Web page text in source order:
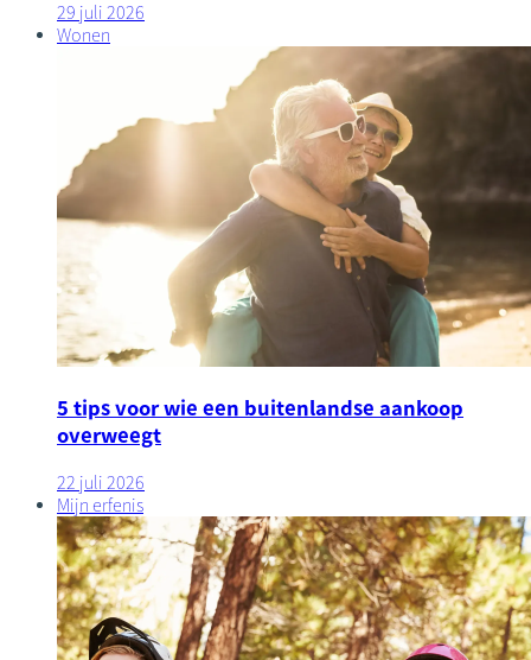
29 juli 2026
Wonen
5 tips voor wie een buitenlandse aankoop
overweegt
22 juli 2026
Mijn erfenis